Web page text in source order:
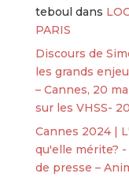
teboul dans
PARIS
Discours de
les grands
– Cannes, 20
sur les VHSS-
Cannes 2024 |
qu'elle mérite?
de presse –